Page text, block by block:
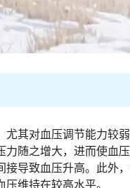
尤其对血压调节能力较
力随之增大，进而使血
接导致血压升高。此外
维持在较高水平。